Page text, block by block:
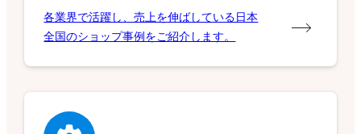
各業界で活躍し、売上を伸ばしている日本
全国のショップ事例をご紹介します。